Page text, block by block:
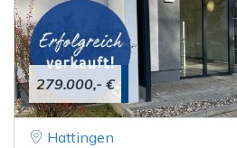
279.000,- €
Hattingen